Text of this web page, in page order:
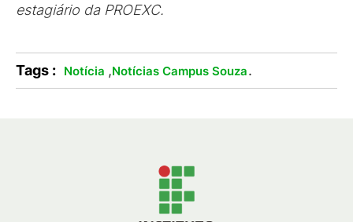
estagiário da PROEXC.
Tags : Notícia ,Notícias Campus Souza.